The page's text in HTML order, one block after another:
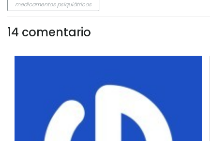
medicamentos psiquiátricos
14 comentario